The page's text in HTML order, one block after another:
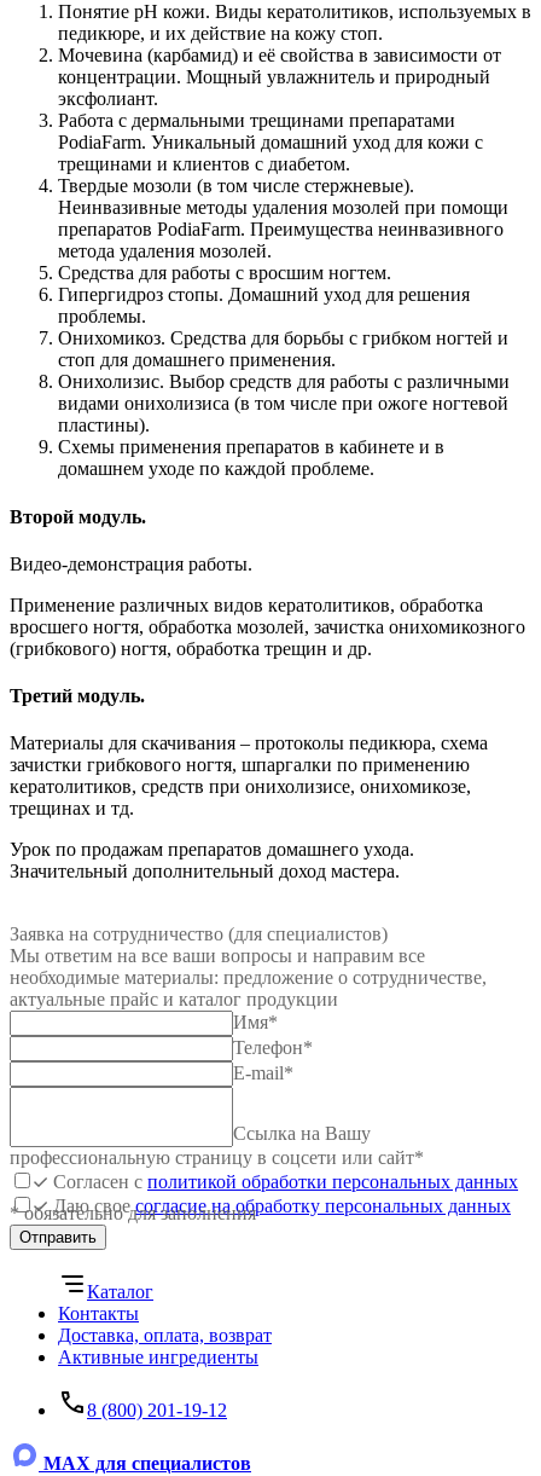
Понятие рН кожи. Виды кератолитиков, используемых в
педикюре, и их действие на кожу стоп.
Мочевина (карбамид) и её свойства в зависимости от
концентрации. Мощный увлажнитель и природный
эксфолиант.
Работа с дермальными трещинами препаратами
PodiaFarm. Уникальный домашний уход для кожи с
трещинами и клиентов с диабетом.
Твердые мозоли (в том числе стержневые).
Неинвазивные методы удаления мозолей при помощи
препаратов PodiaFarm. Преимущества неинвазивного
метода удаления мозолей.
Средства для работы с вросшим ногтем.
Гипергидроз стопы. Домашний уход для решения
проблемы.
Онихомикоз. Средства для борьбы с грибком ногтей и
стоп для домашнего применения.
Онихолизис. Выбор средств для работы с различными
видами онихолизиса (в том числе при ожоге ногтевой
пластины).
Схемы применения препаратов в кабинете и в
домашнем уходе по каждой проблеме.
Второй модуль.
Видео-демонстрация работы.
Применение различных видов кератолитиков, обработка
вросшего ногтя, обработка мозолей, зачистка онихомикозного
(грибкового) ногтя, обработка трещин и др.
Третий модуль.
Материалы для скачивания – протоколы педикюра, схема
зачистки грибкового ногтя, шпаргалки по применению
кератолитиков, средств при онихолизисе, онихомикозе,
трещинах и тд.
Урок по продажам препаратов домашнего ухода.
Значительный дополнительный доход мастера.
Заявка на сотрудничество (для специалистов)
Мы ответим на все ваши вопросы и направим все
необходимые материалы: предложение о сотрудничестве,
актуальные прайс и каталог продукции
Имя*
Телефон*
E-mail*
Ссылка на Вашу
профессиональную страницу в соцсети или сайт*
Согласен с политикой обработки персональных данных
Даю своесогласие на обработку персональных данных
* обязательно для заполнения
Отправить
Каталог
Контакты
Доставка, оплата, возврат
Активные ингредиенты
8 (800) 201-19-12
MAX для специалистов